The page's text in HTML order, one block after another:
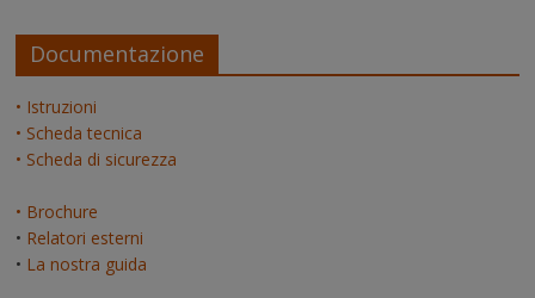
Documentazione
• Istruzioni
• Scheda tecnica
• Scheda di sicurezza
• Brochure
• Relatori esterni
• La nostra guida